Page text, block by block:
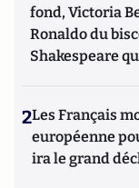
fond, Victoria
Ronaldo du
Shakespeare
2Les Français
européenne
ira le grand